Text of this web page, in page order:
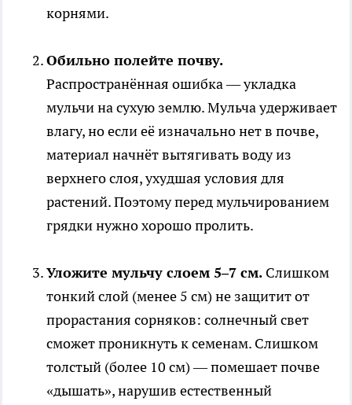
корнями.
Обильно полейте почву.
Распространённая ошибка — укладка
мульчи на сухую землю. Мульча удерживает
влагу, но если её изначально нет в почве,
материал начнёт вытягивать воду из
верхнего слоя, ухудшая условия для
растений. Поэтому перед мульчированием
грядки нужно хорошо пролить.
Уложите мульчу слоем 5–7 см. Слишком
тонкий слой (менее 5 см) не защитит от
прорастания сорняков: солнечный свет
сможет проникнуть к семенам. Слишком
толстый (более 10 см) — помешает почве
«дышать», нарушив естественный